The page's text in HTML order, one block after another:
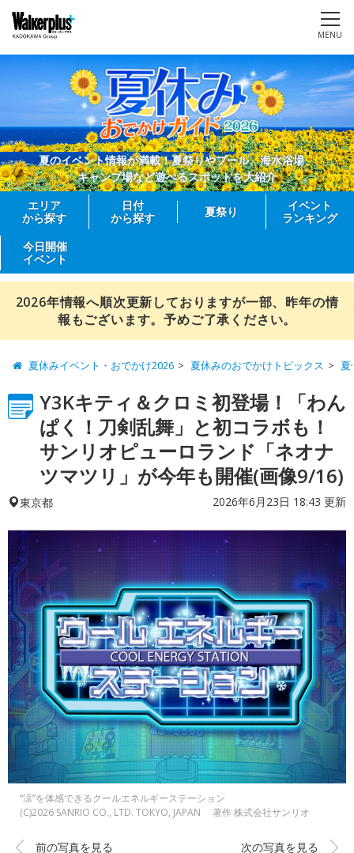
MENU
夏のイベント情報が満載！夏祭りやプール、海水浴場、
キャンプ場など遊べるスポットを大紹介
エリア
から探す
日付
から探す
夏祭り
イベント
ランキング
今日開催
イベント
2026年情報へ順次更新しておりますが一部、昨年の情
報もございます。予めご了承ください。
夏休みイベント・おでかけ2026 夏休みのおでかけトピックス 夏
Y3Kキティ＆クロミ初登場！「わん
ぱく！刀剣乱舞」と初コラボも！
サンリオピューロランド「ネオナ
ツマツリ」が今年も開催(画像9/16)
東京都 2026年6月23日 18:43 更新
“涼”を体感できるクールエネルギーステーション
(C)2026 SANRIO CO., LTD. TOKYO, JAPAN 著作 株式会社サンリオ
前の写真を見る 次の写真を見る